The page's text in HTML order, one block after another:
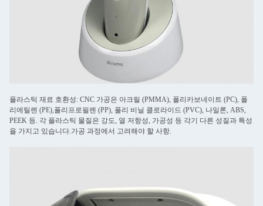
플라스틱 재료 호환성: CNC 가공은 아크릴 (PMMA), 폴리카보네이트 (PC), 폴
리에틸렌 (PE),폴리프로필렌 (PP), 폴리 비닐 클로라이드 (PVC), 나일론, ABS,
PEEK 등. 각 플라스틱 물질은 강도, 열 저항성, 가공성 등 각기 다른 성질과 특성
을 가지고 있습니다.가공 과정에서 고려해야 할 사항.